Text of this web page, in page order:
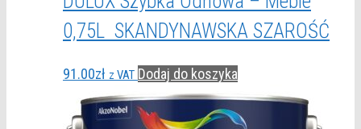
0,75L SKANDYNAWSKA SZAROŚĆ
91.00zł z VAT Dodaj do koszyka